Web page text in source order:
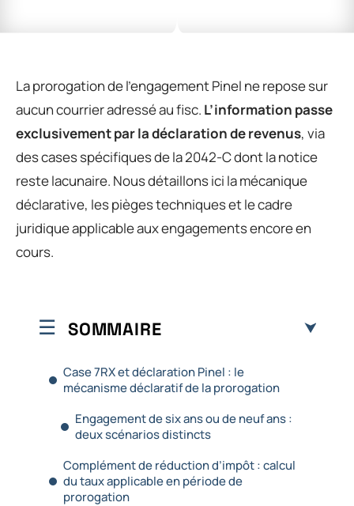
La prorogation de l’engagement Pinel ne repose sur
aucun courrier adressé au fisc. L’information passe
exclusivement par la déclaration de revenus, via
des cases spécifiques de la 2042-C dont la notice
reste lacunaire. Nous détaillons ici la mécanique
déclarative, les pièges techniques et le cadre
juridique applicable aux engagements encore en
cours.
SOMMAIRE
Case 7RX et déclaration Pinel : le
mécanisme déclaratif de la prorogation
Engagement de six ans ou de neuf ans :
deux scénarios distincts
Complément de réduction d’impôt : calcul
du taux applicable en période de
prorogation